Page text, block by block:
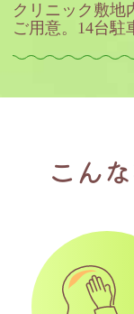
クリニック敷地
ご用意。14台駐
こん